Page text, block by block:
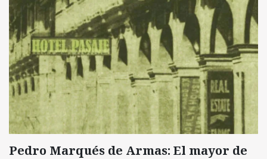
Pedro Marqués de Armas: El mayor de